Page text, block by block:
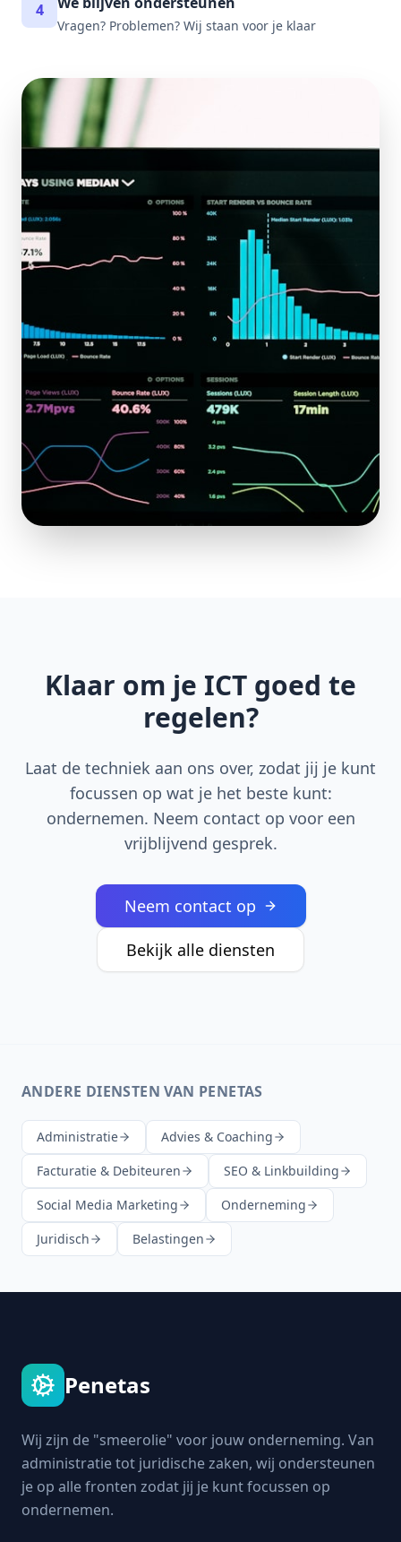
4
Vragen? Problemen? Wij staan voor je klaar
Klaar om je ICT goed te
regelen?
Laat de techniek aan ons over, zodat jij je kunt
focussen op wat je het beste kunt:
ondernemen. Neem contact op voor een
vrijblijvend gesprek.
Neem contact op
Bekijk alle diensten
ANDERE DIENSTEN VAN PENETAS
Administratie
Advies & Coaching
Facturatie & Debiteuren
SEO & Linkbuilding
Social Media Marketing
Onderneming
Juridisch
Belastingen
Penetas
Wij zijn de "smeerolie" voor jouw onderneming. Van
administratie tot juridische zaken, wij ondersteunen
je op alle fronten zodat jij je kunt focussen op
ondernemen.